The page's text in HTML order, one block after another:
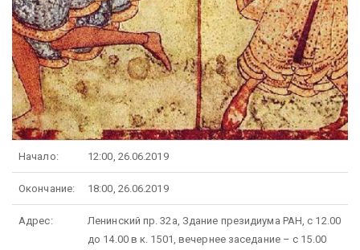
Начало: 12:00, 26.06.2019
Окончание: 18:00, 26.06.2019
Адрес:
Ленинский пр. 32а, Здание президиума РАН, с 12.00
до 14.00 в к. 1501, вечернее заседание – с 15.00